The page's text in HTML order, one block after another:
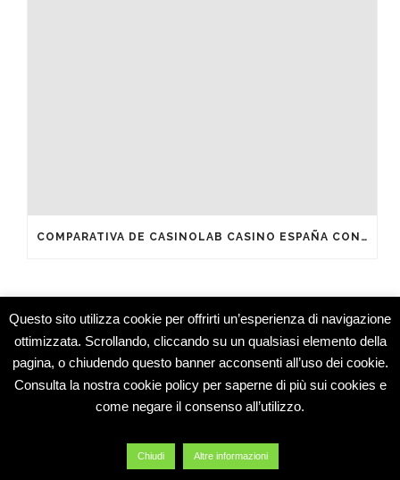
COMPARATIVA DE CASINOLAB CASINO ESPAÑA CON OTROS OPERADORES DEL MERCADO
Studio Medico Montesarchio © 2015 -
Specialisti
Dermatologia e Medicina Estetica
Blog
Contatti
Questo sito utilizza cookie per offrirti un’esperienza di navigazione
ottimizzata. Scrollando, cliccando su un qualsiasi elemento della
pagina, o chiudendo questo banner acconsenti all’uso dei cookie.
Consulta la nostra cookie policy per saperne di più sui cookies e
come negare il consenso all’utilizzo.
Chiudi Altre informazioni